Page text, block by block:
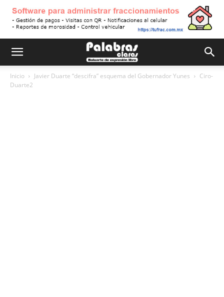
Inicio Javier Duarte “descifra” esquema del Gobernador Yunes
Ciro-
Duarte2